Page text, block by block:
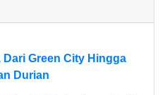
Dari Green City Hingga
Durian